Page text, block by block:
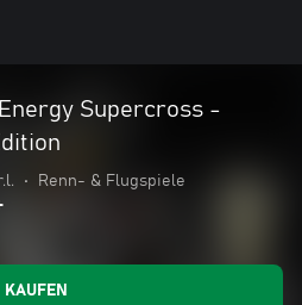
Supercross -
• Renn- & Flugspiele
KAUFEN